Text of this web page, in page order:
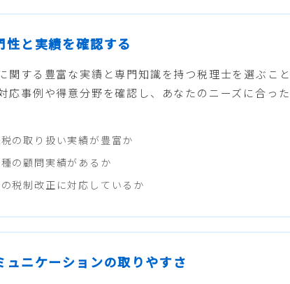
性と実績を確認する
関する豊富な実績と専門知識を持つ税理士を選ぶこと
応事例や得意分野を確認し、あなたのニーズに合っ
の取り扱い実績が豊富か
の顧問実績があるか
税制改正に対応しているか
ュニケーションの取りやすさ